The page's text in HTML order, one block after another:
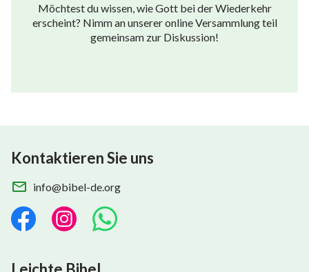
Möchtest du wissen, wie Gott bei der Wiederkehr
erscheint? Nimm an unserer online Versammlung teil
gemeinsam zur Diskussion!
Kontaktieren Sie uns
info@bibel-de.org